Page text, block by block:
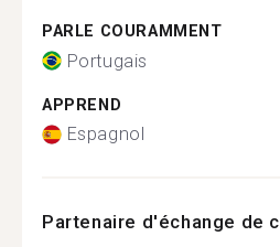
PARLE COURAMMENT
Portugais
APPREND
Espagnol
Partenaire d'échange de